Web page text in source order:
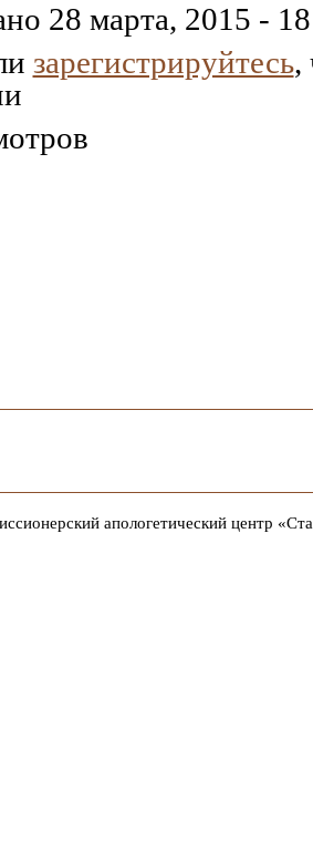
28 марта, 2015 -
зарегистрируйтесь,
апологетический центр